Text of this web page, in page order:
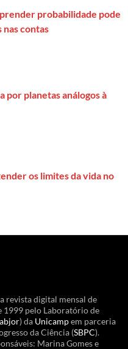
probabilidade pode
nas contas
por planetas análogos à
os limites da vida no
revista digital mensal de
1999 pelo Laboratório de
) da Unicampem parceria
da Ciência (SBPC).
Marina Gomes e